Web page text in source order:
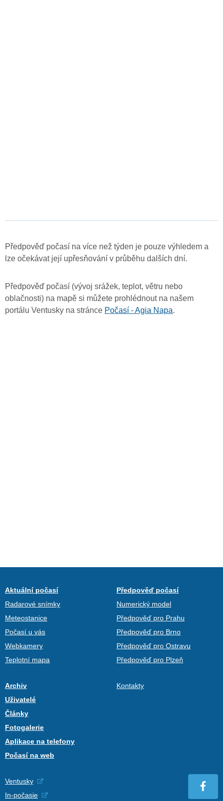
Předpověď počasí na více než týden je pouze výhledem a
lze očekávat její upřesňování v průběhu dalších dní.
Předpověď počasí (vývoj srážek, teplot, větru nebo
oblačnosti) na mapě si můžete prohlédnout na našem
portálu Ventusky na stránce Počasí - Agia Napa.
Aktuální počasí
Radarové snímky
Meteostanice
Počasí u vás
Webkamery
Teplotní mapa
Předpověď počasí
Numerický model
Předpověď pro Prahu
Předpověď pro Brno
Předpověď pro Ostravu
Předpověď pro Plzeň
Archiv
Uživatelé
Články
Fotogalerie
Aplikace na telefony
Počasí na web
Kontakty
Ventusky
In-počasie